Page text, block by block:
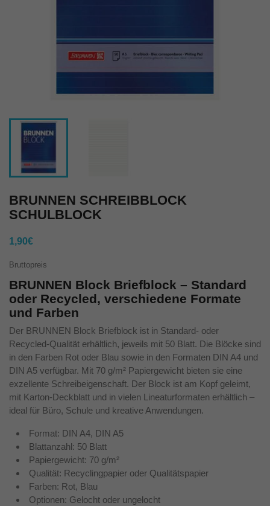
BRUNNEN SCHREIBBLOCK
SCHULBLOCK
1,90€
Bruttopreis
BRUNNEN Block Briefblock – Standard
oder Recycled, verschiedene Formate
und Farben
Der BRUNNEN Block Briefblock ist in Standard- oder
Recycled-Qualität erhältlich, jeweils mit 50 Blatt. Die Blöcke sind
in den Farben Rot oder Blau sowie in den Formaten DIN A4 und
DIN A5 verfügbar. Mit 70 g/m² Papiergewicht bieten sie eine
exzellente Schreibeigenschaft. Der Block ist am Kopf geleimt,
mit Karton-Deckblatt und in vielen Lineaturformaten erhältlich –
ideal für Büro, Schule und kreative Anwendungen.
Format: DIN A4, DIN A5
Blattanzahl: 50 Blatt
Papiergewicht: 70 g/m²
Qualität: Recyclingpapier oder Qualitätspapier
Farben: Rot, Blau
Optionen: Gelocht oder ungelocht